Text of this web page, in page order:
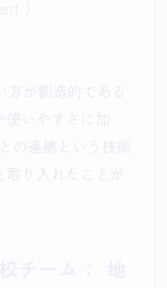
）
が創造的である
いやすさに加
の連携という技術
り入れたことが
チーム： 地